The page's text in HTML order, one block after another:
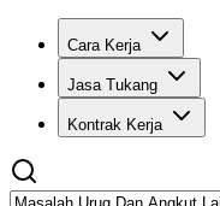
Cara Kerja
Jasa Tukang
Kontrak Kerja